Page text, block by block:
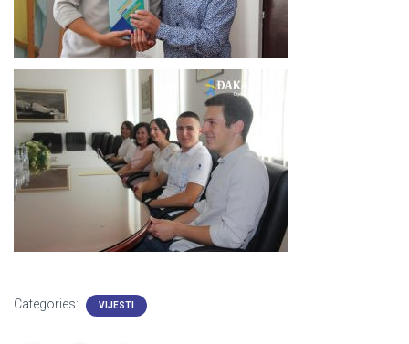
Categories: VIJESTI